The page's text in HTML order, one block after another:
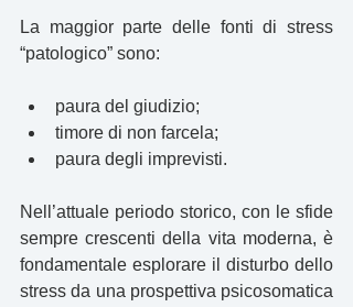
La maggior parte delle fonti di stress
“patologico” sono:
paura del giudizio;
timore di non farcela;
paura degli imprevisti.
Nell’attuale periodo storico, con le sfide
sempre crescenti della vita moderna, è
fondamentale esplorare il disturbo dello
stress da una prospettiva psicosomatica